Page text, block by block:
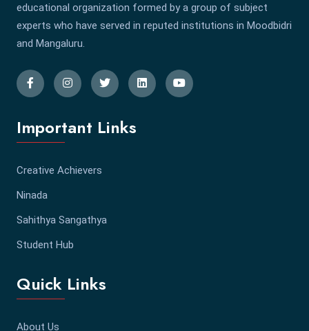
educational organization formed by a group of subject
experts who have served in reputed institutions in Moodbidri
and Mangaluru.
Important Links
Creative Achievers
Ninada
Sahithya Sangathya
Student Hub
Quick Links
About Us